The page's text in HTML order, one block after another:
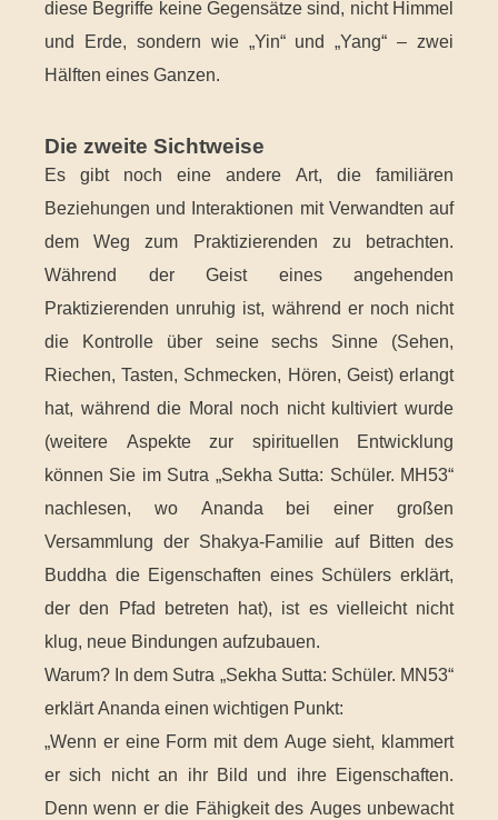
diese Begriffe keine Gegensätze sind, nicht Himmel
und Erde, sondern wie „Yin“ und „Yang“ – zwei
Hälften eines Ganzen.
Die zweite Sichtweise
Es gibt noch eine andere Art, die familiären
Beziehungen und Interaktionen mit Verwandten auf
dem Weg zum Praktizierenden zu betrachten.
Während der Geist eines angehenden
Praktizierenden unruhig ist, während er noch nicht
die Kontrolle über seine sechs Sinne (Sehen,
Riechen, Tasten, Schmecken, Hören, Geist) erlangt
hat, während die Moral noch nicht kultiviert wurde
(weitere Aspekte zur spirituellen Entwicklung
können Sie im Sutra „Sekha Sutta: Schüler. MH53“
nachlesen, wo Ananda bei einer großen
Versammlung der Shakya-Familie auf Bitten des
Buddha die Eigenschaften eines Schülers erklärt,
der den Pfad betreten hat), ist es vielleicht nicht
klug, neue Bindungen aufzubauen.
Warum? In dem Sutra „Sekha Sutta: Schüler. MN53“
erklärt Ananda einen wichtigen Punkt:
„Wenn er eine Form mit dem Auge sieht, klammert
er sich nicht an ihr Bild und ihre Eigenschaften.
Denn wenn er die Fähigkeit des Auges unbewacht